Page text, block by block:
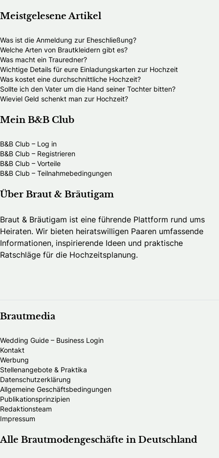
Meistgelesene Artikel
Was ist die Anmeldung zur Eheschließung?
Welche Arten von Brautkleidern gibt es?
Was macht ein Trauredner?
Wichtige Details für eure Einladungskarten zur Hochzeit
Was kostet eine durchschnittliche Hochzeit?
Sollte ich den Vater um die Hand seiner Tochter bitten?
Wieviel Geld schenkt man zur Hochzeit?
Mein B&B Club
B&B Club – Log in
B&B Club – Registrieren
B&B Club – Vorteile
B&B Club – Teilnahmebedingungen
Über Braut & Bräutigam
Braut & Bräutigam ist eine führende Plattform rund ums
Heiraten. Wir bieten heiratswilligen Paaren umfassende
Informationen, inspirierende Ideen und praktische
Ratschläge für die Hochzeitsplanung.
Brautmedia
Wedding Guide – Business Login
Kontakt
Werbung
Stellenangebote & Praktika
Datenschutzerklärung
Allgemeine Geschäftsbedingungen
Publikationsprinzipien
Redaktionsteam
Impressum
Alle Brautmodengeschäfte in Deutschland